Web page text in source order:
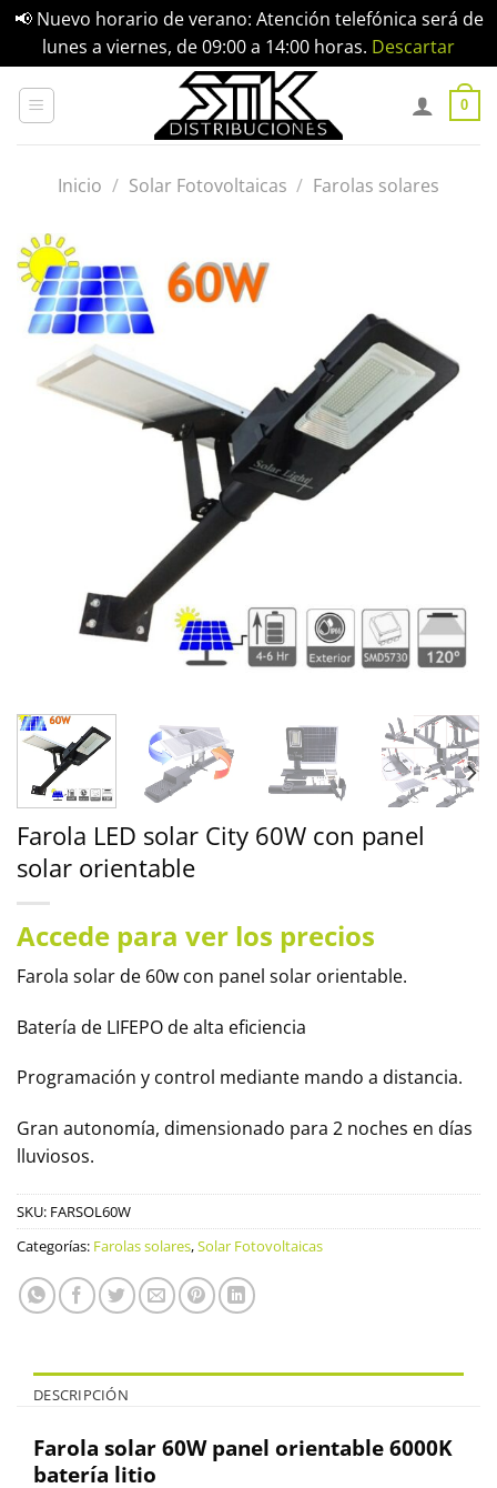
📢 Nuevo horario de verano: Atención telefónica será de
lunes a viernes, de 09:00 a 14:00 horas. Descartar
0
Inicio / Solar Fotovoltaicas / Farolas solares
Farola LED solar City 60W con panel
solar orientable
Accede para ver los precios
Farola solar de 60w con panel solar orientable.
Batería de LIFEPO de alta eficiencia
Programación y control mediante mando a distancia.
Gran autonomía, dimensionado para 2 noches en días
lluviosos.
SKU: FARSOL60W
Categorías: Farolas solares,Solar Fotovoltaicas
DESCRIPCIÓN
Farola solar 60W panel orientable 6000K
batería litio